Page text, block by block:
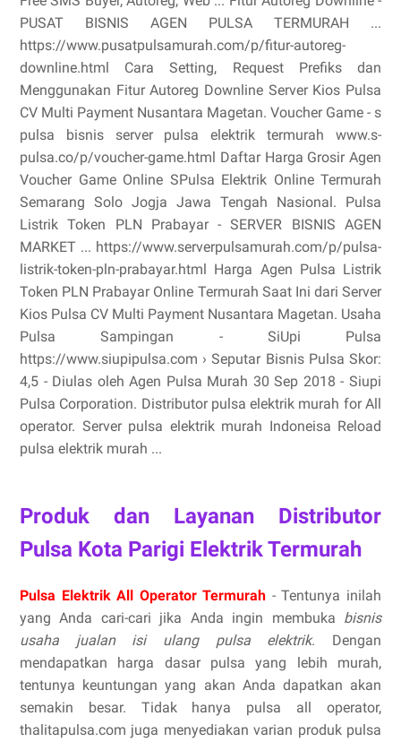
PUSAT BISNIS AGEN PULSA TERMURAH ...
https://www.pusatpulsamurah.com/p/fitur-autoreg-
downline.html Cara Setting, Request Prefiks dan
Menggunakan Fitur Autoreg Downline Server Kios Pulsa
CV Multi Payment Nusantara Magetan. Voucher Game - s
pulsa bisnis server pulsa elektrik termurah www.s-
pulsa.co/p/voucher-game.html Daftar Harga Grosir Agen
Voucher Game Online SPulsa Elektrik Online Termurah
Semarang Solo Jogja Jawa Tengah Nasional. Pulsa
Listrik Token PLN Prabayar - SERVER BISNIS AGEN
MARKET ... https://www.serverpulsamurah.com/p/pulsa-
listrik-token-pln-prabayar.html Harga Agen Pulsa Listrik
Token PLN Prabayar Online Termurah Saat Ini dari Server
Kios Pulsa CV Multi Payment Nusantara Magetan. Usaha
Pulsa Sampingan - SiUpi Pulsa
https://www.siupipulsa.com › Seputar Bisnis Pulsa Skor:
4,5 - ‎Diulas oleh Agen Pulsa Murah 30 Sep 2018 - Siupi
Pulsa Corporation. Distributor pulsa elektrik murah for All
operator. Server pulsa elektrik murah Indoneisa Reload
pulsa elektrik murah ...
Produk dan Layanan Distributor
Pulsa Kota Parigi Elektrik Termurah
Pulsa Elektrik All Operator Termurah - Tentunya inilah
yang Anda cari-cari jika Anda ingin membuka bisnis
usaha jualan isi ulang pulsa elektrik. Dengan
mendapatkan harga dasar pulsa yang lebih murah,
tentunya keuntungan yang akan Anda dapatkan akan
semakin besar. Tidak hanya pulsa all operator,
thalitapulsa.com juga menyediakan varian produk pulsa